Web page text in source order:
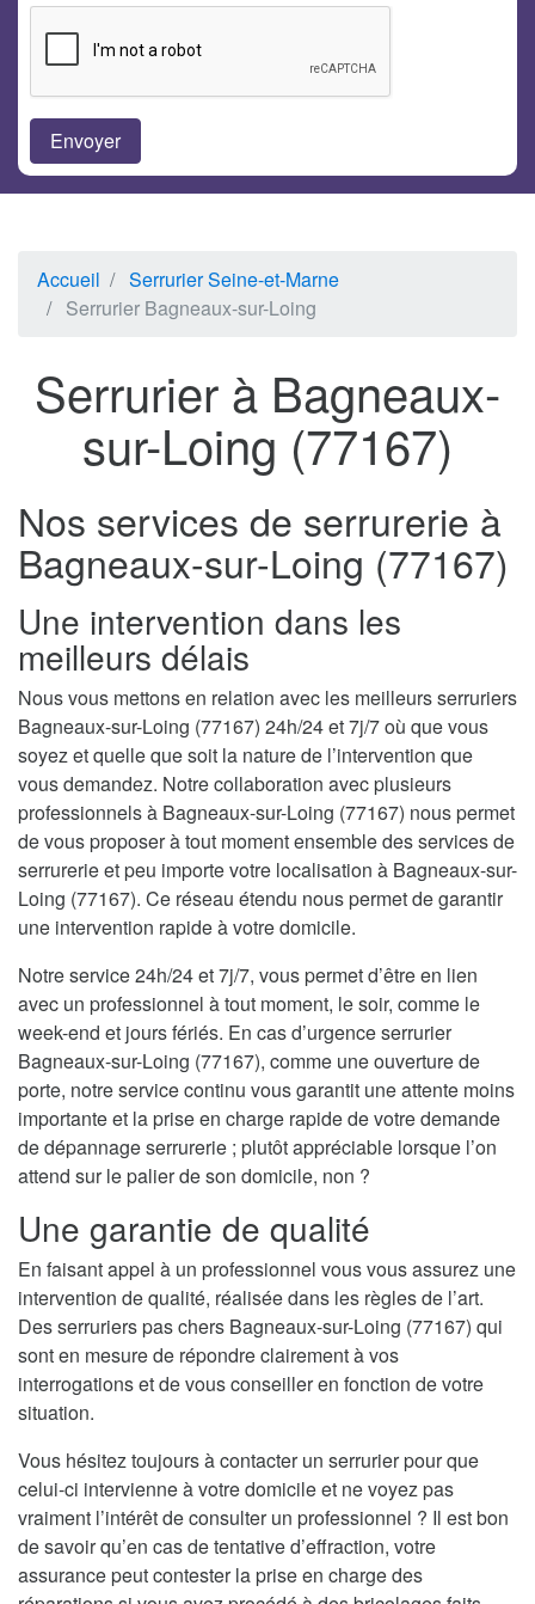
Accueil
Serrurier Seine-et-Marne
Serrurier Bagneaux-sur-Loing
Serrurier à Bagneaux-
sur-Loing (77167)
Nos services de serrurerie à
Bagneaux-sur-Loing (77167)
Une intervention dans les
meilleurs délais
Nous vous mettons en relation avec les meilleurs serruriers
Bagneaux-sur-Loing (77167) 24h/24 et 7j/7 où que vous
soyez et quelle que soit la nature de l’intervention que
vous demandez. Notre collaboration avec plusieurs
professionnels à Bagneaux-sur-Loing (77167) nous permet
de vous proposer à tout moment ensemble des services de
serrurerie et peu importe votre localisation à Bagneaux-sur-
Loing (77167). Ce réseau étendu nous permet de garantir
une intervention rapide à votre domicile.
Notre service 24h/24 et 7j/7, vous permet d’être en lien
avec un professionnel à tout moment, le soir, comme le
week-end et jours fériés. En cas d’urgence serrurier
Bagneaux-sur-Loing (77167), comme une ouverture de
porte, notre service continu vous garantit une attente moins
importante et la prise en charge rapide de votre demande
de dépannage serrurerie ; plutôt appréciable lorsque l’on
attend sur le palier de son domicile, non ?
Une garantie de qualité
En faisant appel à un professionnel vous vous assurez une
intervention de qualité, réalisée dans les règles de l’art.
Des serruriers pas chers Bagneaux-sur-Loing (77167) qui
sont en mesure de répondre clairement à vos
interrogations et de vous conseiller en fonction de votre
situation.
Vous hésitez toujours à contacter un serrurier pour que
celui-ci intervienne à votre domicile et ne voyez pas
vraiment l’intérêt de consulter un professionnel ? Il est bon
de savoir qu’en cas de tentative d’effraction, votre
assurance peut contester la prise en charge des